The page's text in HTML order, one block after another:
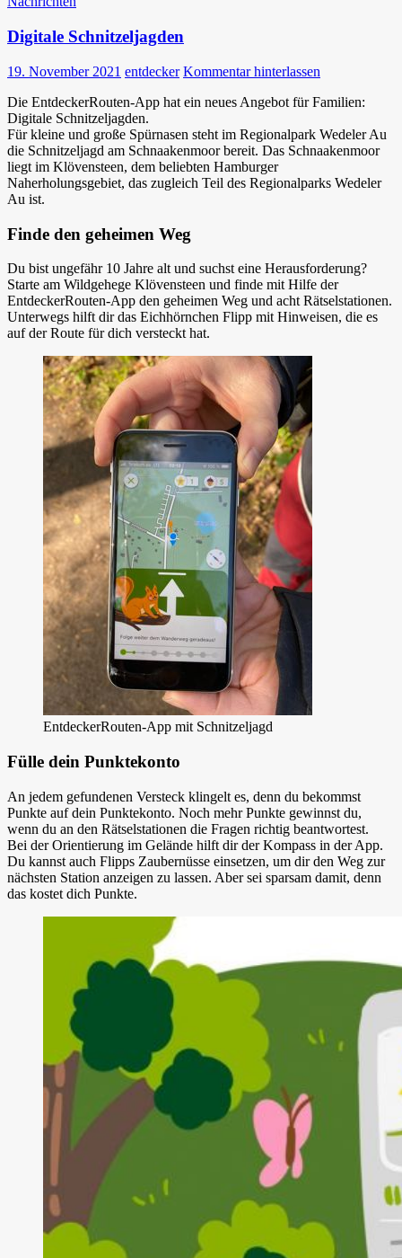
Digitale Schnitzeljagden
19. November 2021 entdecker Kommentar hinterlassen
Die EntdeckerRouten-App hat ein neues Angebot für Familien:
Digitale Schnitzeljagden.
Für kleine und große Spürnasen steht im Regionalpark Wedeler Au
die Schnitzeljagd am Schnaakenmoor bereit. Das Schnaakenmoor
liegt im Klövensteen, dem beliebten Hamburger
Naherholungsgebiet, das zugleich Teil des Regionalparks Wedeler
Au ist.
Finde den geheimen Weg
Du bist ungefähr 10 Jahre alt und suchst eine Herausforderung?
Starte am Wildgehege Klövensteen und finde mit Hilfe der
EntdeckerRouten-App den geheimen Weg und acht Rätselstationen.
Unterwegs hilft dir das Eichhörnchen Flipp mit Hinweisen, die es
auf der Route für dich versteckt hat.
EntdeckerRouten-App mit Schnitzeljagd
Fülle dein Punktekonto
An jedem gefundenen Versteck klingelt es, denn du bekommst
Punkte auf dein Punktekonto. Noch mehr Punkte gewinnst du,
wenn du an den Rätselstationen die Fragen richtig beantwortest.
Bei der Orientierung im Gelände hilft dir der Kompass in der App.
Du kannst auch Flipps Zaubernüsse einsetzen, um dir den Weg zur
nächsten Station anzeigen zu lassen. Aber sei sparsam damit, denn
das kostet dich Punkte.